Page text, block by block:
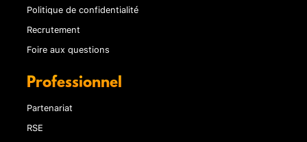
Politique de confidentialité
Recrutement
Foire aux questions
Professionnel
Partenariat
RSE